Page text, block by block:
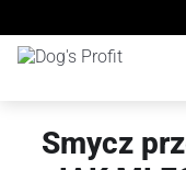
Smycz